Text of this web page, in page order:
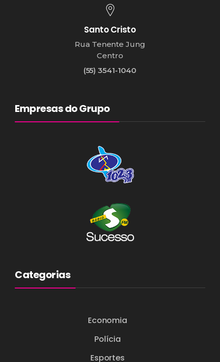
Santo Cristo
Rua Tenente Jung
Centro
(55) 3541-1040
Empresas do Grupo
Categorias
Economia
Polícia
Esportes